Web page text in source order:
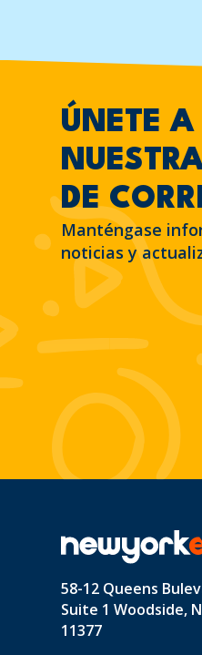
ÚNETE A
DE
Manténgase
noticias y
58-12 Queens
Suite 1 Woodside,
11377